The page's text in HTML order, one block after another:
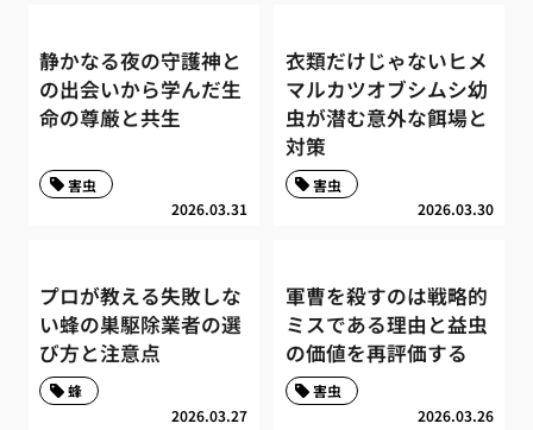
静かなる夜の守護神と
の出会いから学んだ生
命の尊厳と共生
2026.03.31
害虫
衣類だけじゃないヒメ
マルカツオブシムシ幼
虫が潜む意外な餌場と
対策
2026.03.30
害虫
プロが教える失敗しな
い蜂の巣駆除業者の選
び方と注意点
2026.03.27
蜂
軍曹を殺すのは戦略的
ミスである理由と益虫
の価値を再評価する
2026.03.26
害虫